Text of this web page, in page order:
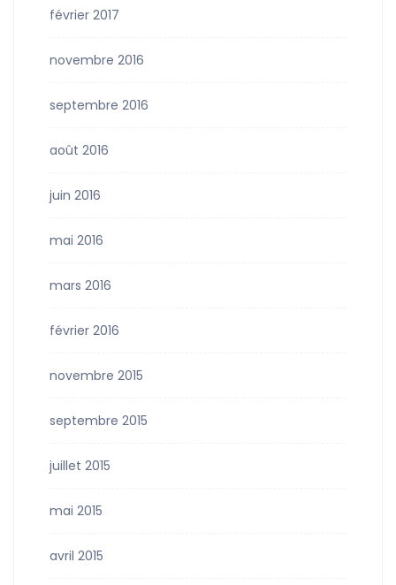
février 2017
novembre 2016
septembre 2016
août 2016
juin 2016
mai 2016
mars 2016
février 2016
novembre 2015
septembre 2015
juillet 2015
mai 2015
avril 2015